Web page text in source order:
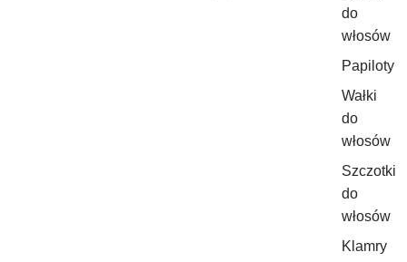
do
włosów
Papiloty
Wałki
do
włosów
Szczotki
do
włosów
Klamry